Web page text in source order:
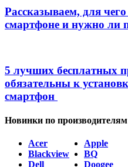
Рассказываем, для
смартфоне и нужно ли
5 лучших бесплатных
обязательны к
смартфон
Новинки по производителям
Acer Apple
Blackview
BQ
Dell
Doogee